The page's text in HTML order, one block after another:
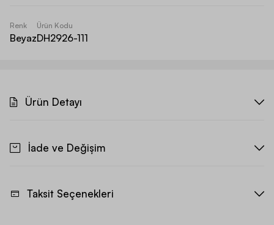
Renk
Beyaz
Ürün Kodu
DH2926-111
Ürün Detayı
İade ve Değişim
Taksit Seçenekleri